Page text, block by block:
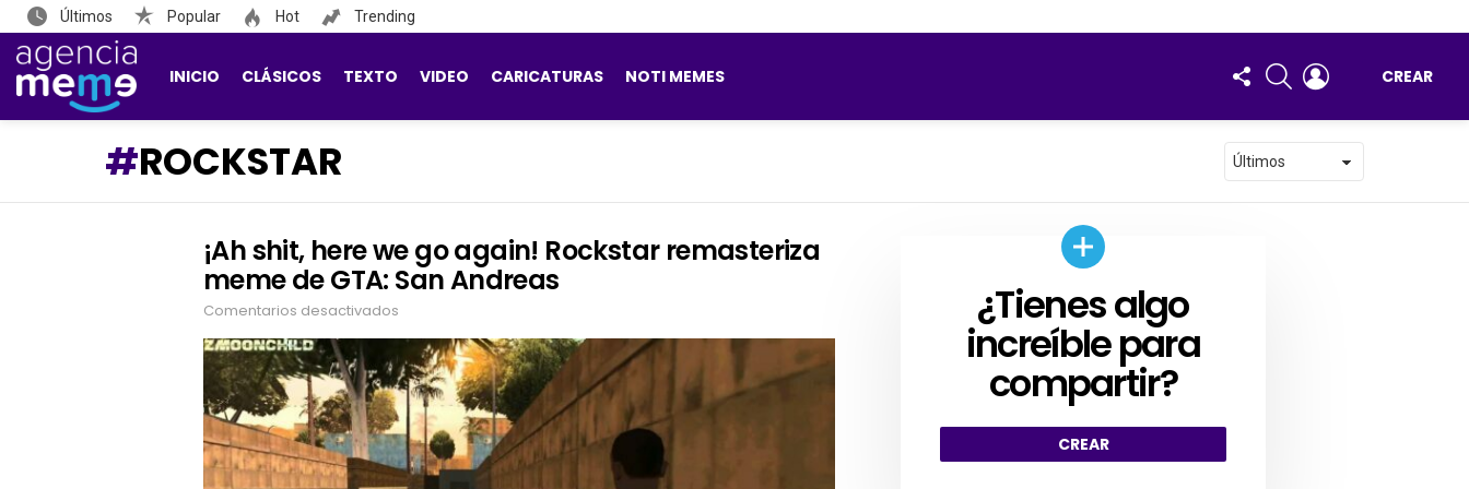
Últimos Popular Hot Trending
INICIO CLÁSICOS TEXTO VIDEO CARICATURAS NOTI MEMES
FOLLOW
US
BUSCAR
CREAR
ROCKSTAR
LATEST
STORIES
¡Ah shit, here we go again! Rockstar remasteriza
meme de GTA: San Andreas
Comentarios desactivados
shit,
here
we
go
again!
Rockstar
remasteriza
meme
CREAR¿Tienes algo
increíble para
compartir?
CREAR